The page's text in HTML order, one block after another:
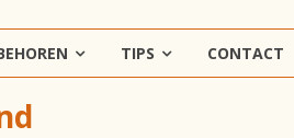
TIPS CONTACT